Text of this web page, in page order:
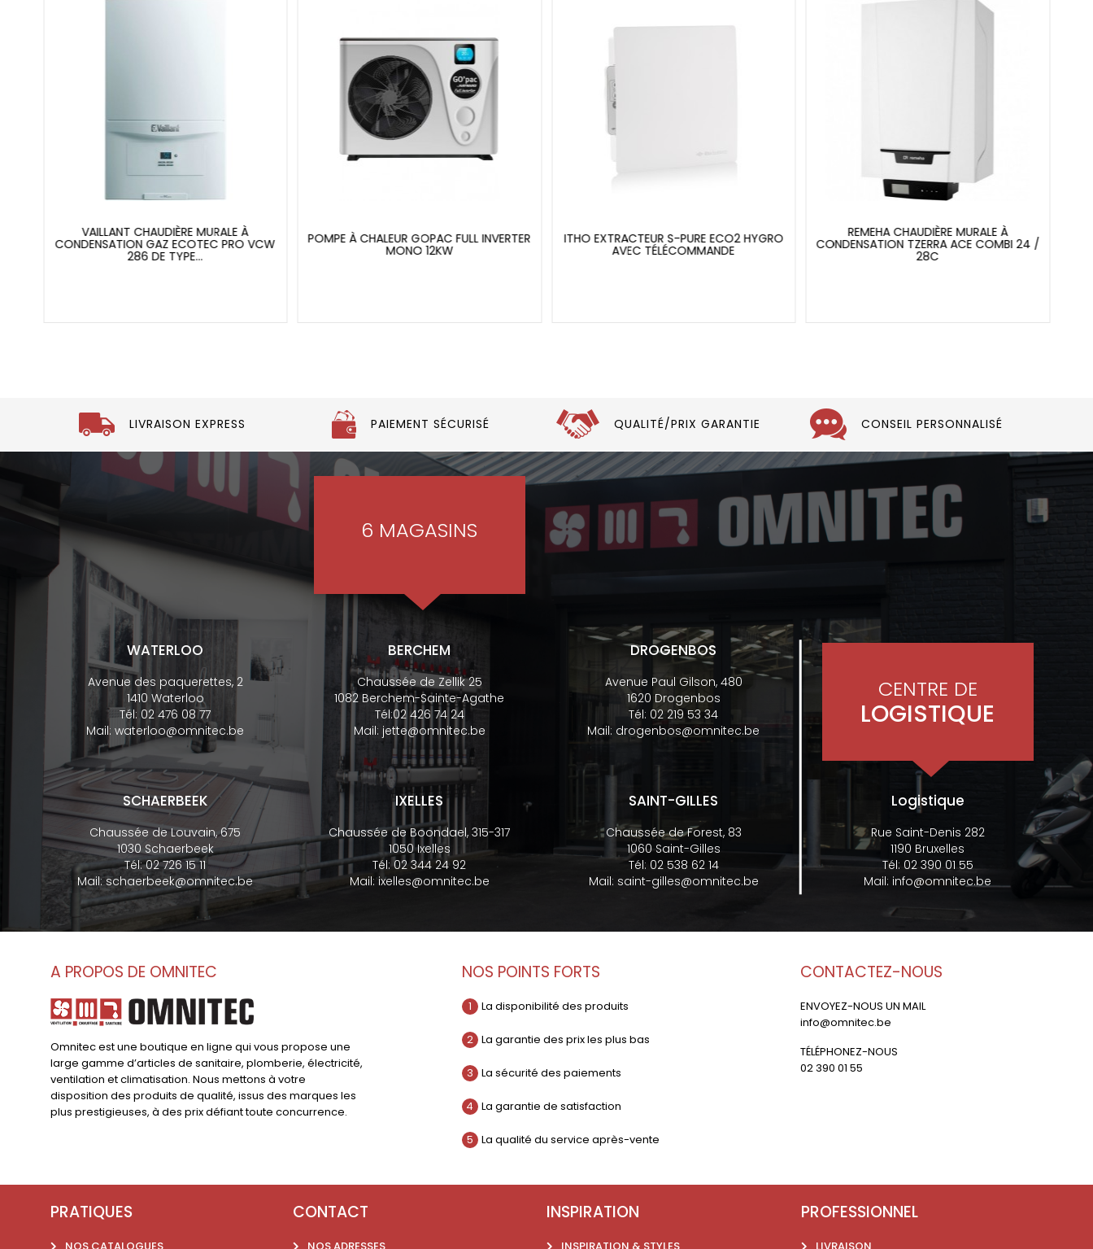
VAILLANT CHAUDIÈRE MURALE À
CONDENSATION GAZ ECOTEC PRO VCW
286 DE TYPE...
POMPE À CHALEUR GOPAC FULL INVERTER
MONO 12KW
ITHO EXTRACTEUR S-PURE ECO2 HYGRO
AVEC TÉLÉCOMMANDE
REMEHA CHAUDIÈRE MURALE À
CONDENSATION TZERRA ACE COMBI 24 /
28C
LIVRAISON EXPRESS PAIEMENT SÉCURISÉ QUALITÉ/PRIX GARANTIE CONSEIL PERSONNALISÉ
6 MAGASINS
WATERLOO
Avenue des paquerettes, 2
1410 Waterloo
Tél: 02 476 08 77
Mail:waterloo@omnitec.be
SCHAERBEEK
Chaussée de Louvain, 675
1030 Schaerbeek
Tél:02 726 15 11
Mail:schaerbeek@omnitec.be
BERCHEM
Chaussée de Zellik 25
1082 Berchem-Sainte-Agathe
Tél:02 426 74 24
Mail: jette@omnitec.be
IXELLES
Chaussée de Boondael, 315-317
1050 Ixelles
Tél:02 344 24 92
Mail:ixelles@omnitec.be
DROGENBOS
Avenue Paul Gilson, 480
1620 Drogenbos
Tél: 02 219 53 34
Mail: drogenbos@omnitec.be
SAINT-GILLES
Chaussée de Forest, 83
1060 Saint-Gilles
Tél: 02 538 62 14
Mail: saint-gilles@omnitec.be
CENTRE DE
LOGISTIQUE
Logistique
Rue Saint-Denis 282
1190 Bruxelles
Tél: 02 390 01 55
Mail: info@omnitec.be
A PROPOS DE OMNITEC
Omnitec est une boutique en ligne qui vous propose une
large gamme d’articles de sanitaire, plomberie, électricité,
ventilation et climatisation. Nous mettons à votre
disposition des produits de qualité, issus des marques les
plus prestigieuses, à des prix défiant toute concurrence.
NOS POINTS FORTS
1 La disponibilité des produits
2 La garantie des prix les plus bas
3 La sécurité des paiements
4 La garantie de satisfaction
5 La qualité du service après-vente
CONTACTEZ-NOUS
ENVOYEZ-NOUS UN MAIL
info@omnitec.be
TÉLÉPHONEZ-NOUS
02 390 01 55
PRATIQUES CONTACT INSPIRATION PROFESSIONNEL